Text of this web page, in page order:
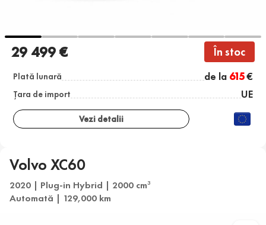
29 499 € În stoc
Plată lunară de la 615€
Țara de import UE
Vezi detalii
Volvo XC60
2020 | Plug-in Hybrid | 2000 cm3
Automată | 129,000 km